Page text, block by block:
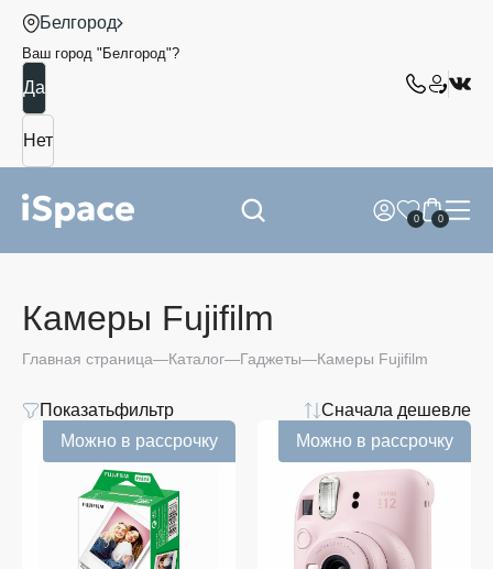
Белгород
Ваш город " Белгород"?
0 0
Камеры Fujifilm
Главная страница Каталог Гаджеты Камеры Fujifilm
Показатьфильтр
Сначала дешевле
Можно в рассрочку Можно в рассрочку